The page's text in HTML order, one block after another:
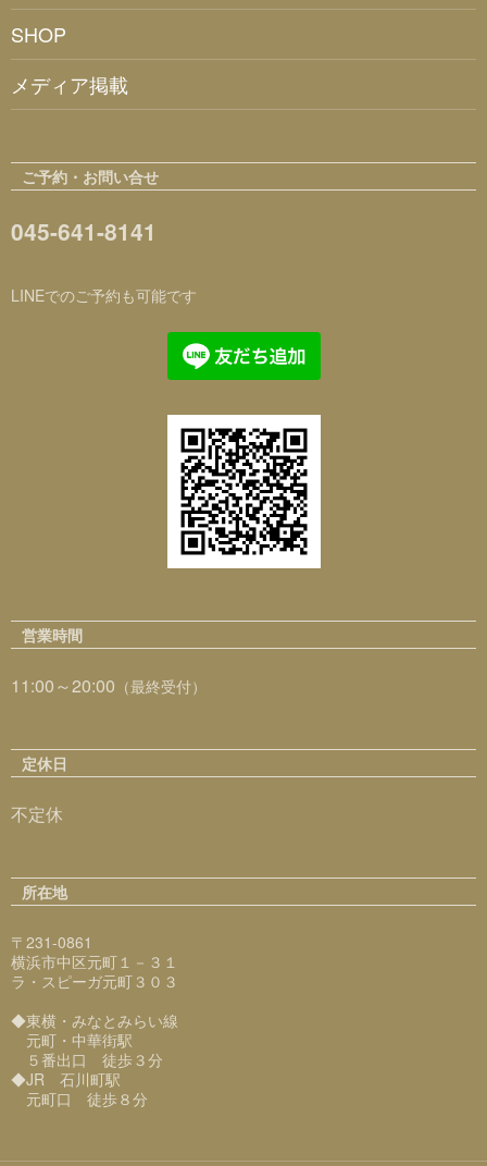
SHOP
メディア掲載
ご予約・お問い合せ
045-641-8141
LINEでのご予約も可能です
営業時間
11:00～20:00 （最終受付）
定休日
不定休
所在地
〒231-0861
横浜市中区元町１－３１
ラ・スピーガ元町３０３
◆東横・みなとみらい線
元町・中華街駅
５番出口 徒歩３分
◆JR 石川町駅
元町口 徒歩８分